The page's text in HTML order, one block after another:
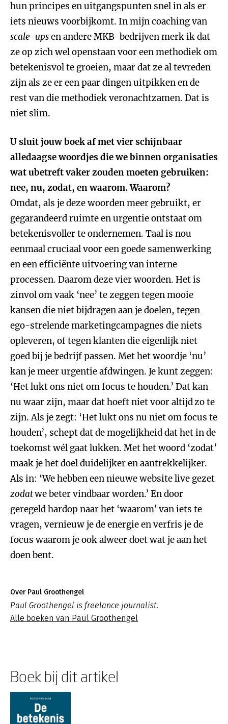
hun principes en uitgangspunten snel in als er
iets nieuws voorbijkomt. In mijn coaching van
scale-upsen andere MKB-bedrijven merk ik dat
ze op zich wel openstaan voor een methodiek om
betekenisvol te groeien, maar dat ze al tevreden
zijn als ze er een paar dingen uitpikken en de
rest van die methodiek veronachtzamen. Dat is
niet slim.
U sluit jouw boek af met vier schijnbaar
alledaagse woordjes die we binnen organisaties
wat ubetreft vaker zouden moeten gebruiken:
nee, nu, zodat, en waarom. Waarom?
Omdat, als je deze woorden meer gebruikt, er
gegarandeerd ruimte en urgentie ontstaat om
betekenisvoller te ondernemen. Taal is nou
eenmaal cruciaal voor een goede samenwerking
en een efficiënte uitvoering van interne
processen. Daarom deze vier woorden. Het is
zinvol om vaak ‘nee’ te zeggen tegen mooie
kansen die niet bijdragen aan je doelen, tegen
ego-strelende marketingcampagnes die niets
opleveren, of tegen klanten die eigenlijk niet
goed bij je bedrijf passen. Met het woordje ‘nu’
kan je meer urgentie afdwingen. Je kunt zeggen:
‘Het lukt ons niet om focus te houden.’ Dat kan
nu waar zijn, maar dat hoeft niet voor altijdzo te
zijn. Als je zegt: ‘Het lukt ons nu niet om focus te
houden’, schept dat de mogelijkheid dat het in de
toekomst wél gaat lukken. Met het woord ‘zodat’
maak je het doel duidelijker en aantrekkelijker.
Als in: ‘We hebben een nieuwe website live gezet
zodatwe beter vindbaar worden.’ En door
geregeld hardop naar het ‘waarom’ van iets te
vragen, vernieuw je de energie en verfris je de
focus waarom je ook alweer doet wat je aan het
doen bent.
Over Paul Groothengel
Paul Groothengel is freelance journalist.
Alle boeken van Paul Groothengel
Boek bij dit artikel